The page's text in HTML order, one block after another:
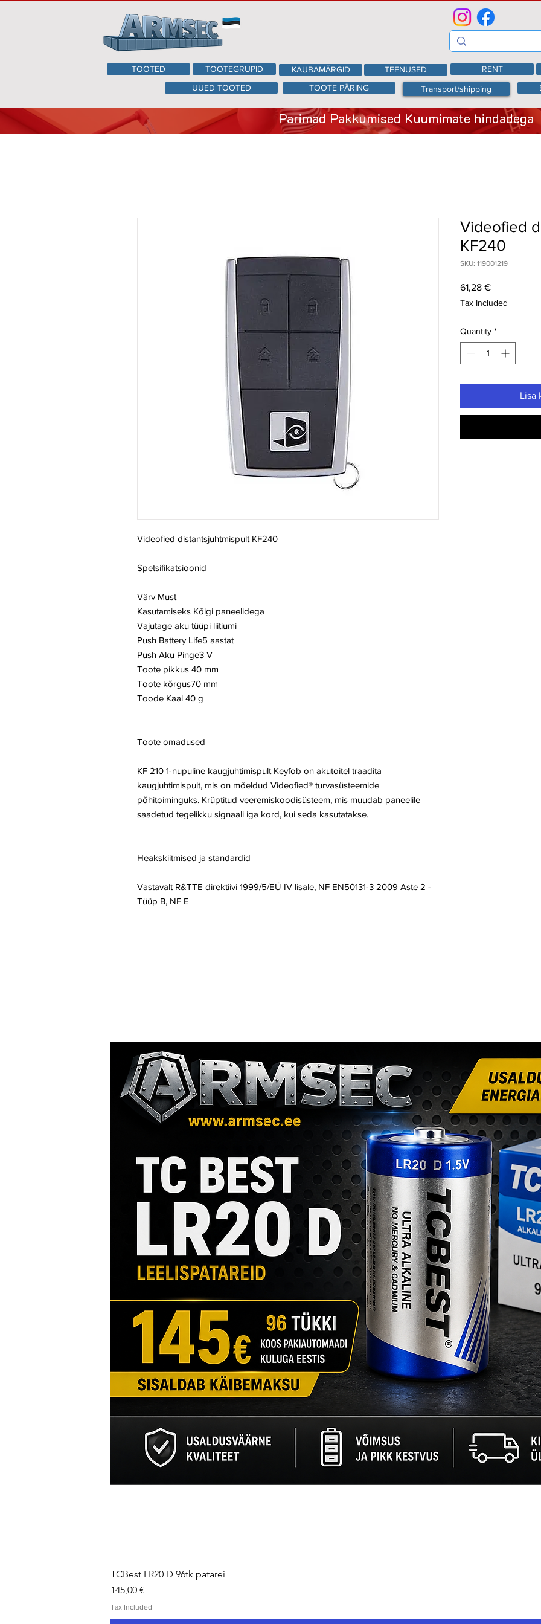
TOOTED
TOOTEGRUPID
UUED TOOTED
KAUBAMÄRGID TEENUSED RENT
TOOTE PÄRING
Transport/shipping
Parimad Pakkumised Kuumimate hindadega
Videofied distantsjuhtmispult KF240
Spetsifikatsioonid
Värv Must
Kasutamiseks Kõigi paneelidega
Vajutage aku tüüpi liitiumi
Push Battery Life5 aastat
Push Aku Pinge3 V
Toote pikkus 40 mm
Toote kõrgus70 mm
Toode Kaal 40 g
Toote omadused
KF 210 1-nupuline kaugjuhtimispult Keyfob on akutoitel traadita
kaugjuhtimispult, mis on mõeldud Videofied® turvasüsteemide
põhitoiminguks. Krüptitud veeremiskoodisüsteem, mis muudab paneelile
saadetud tegelikku signaali iga kord, kui seda kasutatakse.
Heakskiitmised ja standardid
Vastavalt R&TTE direktiivi 1999/5/EÜ IV lisale, NF EN50131-3 2009 Aste 2 -
Tüüp B, NF E
Videofied
KF240
SKU: 119001219
61,28 €Price
Tax Included
Quantity *
Lisa
TCBest LR20 D 96tk patarei
Price
145,00 €
Tax Included